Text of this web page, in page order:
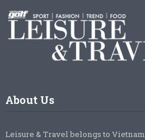
About Us
Leisure & Travel belongs to